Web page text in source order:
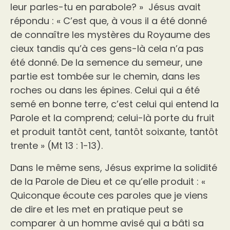
leur parles-tu en parabole? » Jésus avait
répondu : « C’est que, à vous il a été donné
de connaître les mystères du Royaume des
cieux tandis qu’à ces gens-là cela n’a pas
été donné. De la semence du semeur, une
partie est tombée sur le chemin, dans les
roches ou dans les épines. Celui qui a été
semé en bonne terre, c’est celui qui entend la
Parole et la comprend; celui-là porte du fruit
et produit tantôt cent, tantôt soixante, tantôt
trente » (Mt 13 : 1-13).
Dans le même sens, Jésus exprime la solidité
de la Parole de Dieu et ce qu’elle produit : «
Quiconque écoute ces paroles que je viens
de dire et les met en pratique peut se
comparer à un homme avisé qui a bâti sa